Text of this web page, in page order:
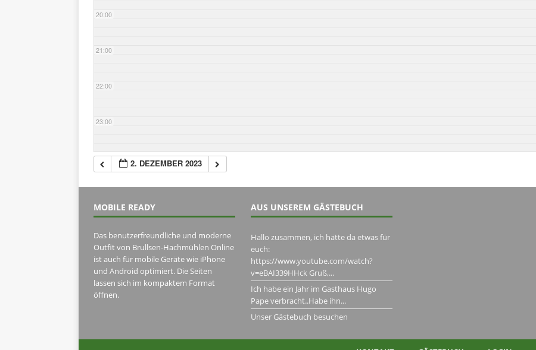
20:00
21:00
22:00
23:00
2. DEZEMBER 2023
MOBILE READY
Das benutzerfreundliche und moderne
Outfit von Brullsen-Hachmühlen Online
ist auch für mobile Geräte wie iPhone
und Android optimiert. Die Seiten
lassen sich im kompaktem Format
öffnen.
AUS UNSEREM GÄSTEBUCH
Hallo zusammen, ich hätte da etwas für
euch:
https://www.youtube.com/watch?
v=eBAI339HHck Gruß,...
Ich habe ein Jahr im Gasthaus Hugo
Pape verbracht..Habe ihn...
Unser Gästebuch besuchen